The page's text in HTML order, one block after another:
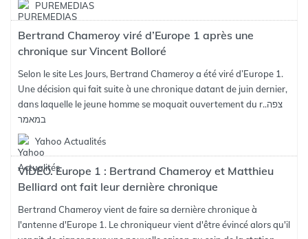
PUREMEDIAS
Bertrand Chameroy viré d’Europe 1 après une
chronique sur Vincent Bolloré
Selon le site Les Jours, Bertrand Chameroy a été viré d’Europe 1.
Une décision qui fait suite à une chronique datant de juin dernier,
dans laquelle le jeune homme se moquait ouvertement du r..צפה
במאמר
Yahoo Actualités
VIDEO. Europe 1 : Bertrand Chameroy et Matthieu
Belliard ont fait leur dernière chronique
Bertrand Chameroy vient de faire sa dernière chronique à
l'antenne d'Europe 1. Le chroniqueur vient d'être évincé alors qu'il